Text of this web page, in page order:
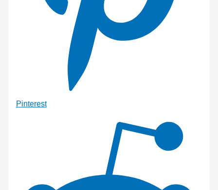
Pinterest